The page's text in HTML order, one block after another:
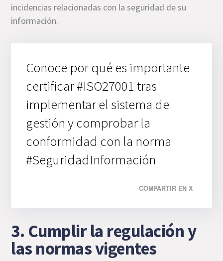
incidencias relacionadas con la seguridad de su
información.
Conoce por qué es importante
certificar #ISO27001 tras
implementar el sistema de
gestión y comprobar la
conformidad con la norma
#SeguridadInformación
COMPARTIR EN X
3. Cumplir la regulación y
las normas vigentes